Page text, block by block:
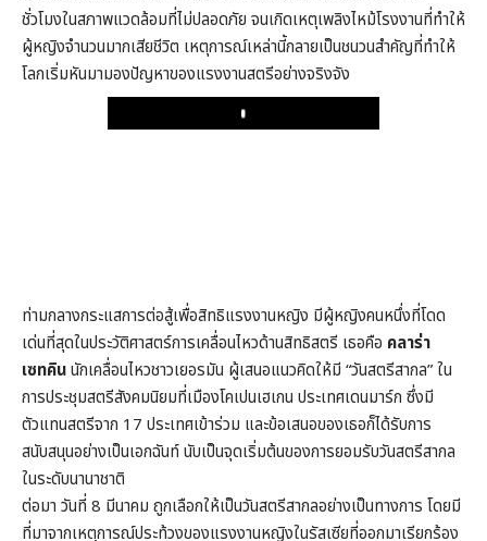
ชั่วโมงในสภาพแวดล้อมที่ไม่ปลอดภัย จนเกิดเหตุเพลิงไหม้โรงงานที่ทำให้
ผู้หญิงจำนวนมากเสียชีวิต เหตุการณ์เหล่านี้กลายเป็นชนวนสำคัญที่ทำให้
โลกเริ่มหันมามองปัญหาของแรงงานสตรีอย่างจริงจัง
Play
ท่ามกลางกระแสการต่อสู้เพื่อสิทธิแรงงานหญิง มีผู้หญิงคนหนึ่งที่โดด
เด่นที่สุดในประวัติศาสตร์การเคลื่อนไหวด้านสิทธิสตรี เธอคือ คลาร่า
เซทคินนักเคลื่อนไหวชาวเยอรมัน ผู้เสนอแนวคิดให้มี “วันสตรีสากล” ใน
การประชุมสตรีสังคมนิยมที่เมืองโคเปนเฮเกน ประเทศเดนมาร์ก ซึ่งมี
ตัวแทนสตรีจาก 17 ประเทศเข้าร่วม และข้อเสนอของเธอก็ได้รับการ
สนับสนุนอย่างเป็นเอกฉันท์ นับเป็นจุดเริ่มต้นของการยอมรับวันสตรีสากล
ในระดับนานาชาติ
ต่อมา วันที่ 8 มีนาคม ถูกเลือกให้เป็นวันสตรีสากลอย่างเป็นทางการ โดยมี
ที่มาจากเหตุการณ์ประท้วงของแรงงานหญิงในรัสเซียที่ออกมาเรียกร้อง